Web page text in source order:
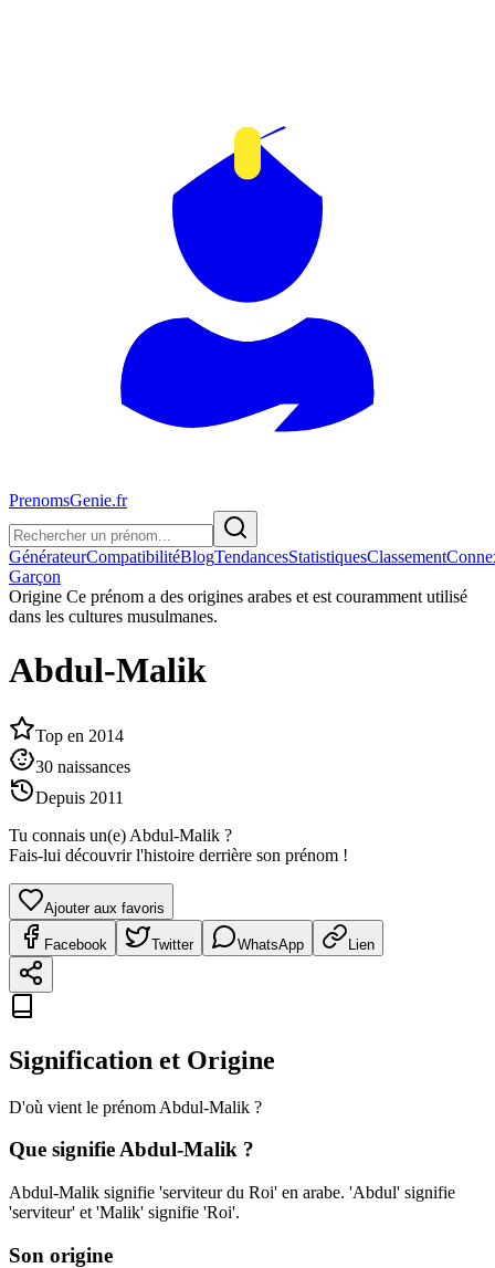
PrenomsGenie.fr
GénérateurCompatibilitéBlogTendancesStatistiquesClassement
Garçon
Origine Ce prénom a des origines arabes et est couramment utilisé
dans les cultures musulmanes.
Abdul-Malik
Top en 2014
30 naissances
Depuis 2011
Tu connais un(e) Abdul-Malik ?
Fais-lui découvrir l'histoire derrière son prénom !
Ajouter aux favoris
Facebook Twitter WhatsApp Lien
Signification et Origine
D'où vient le prénom Abdul-Malik ?
Que signifieAbdul-Malik ?
Abdul-Malik signifie 'serviteur du Roi' en arabe. 'Abdul' signifie
'serviteur' et 'Malik' signifie 'Roi'.
Son origine